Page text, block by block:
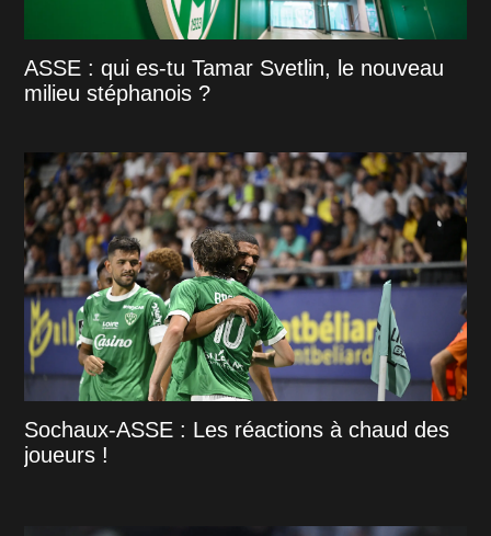
ASSE : qui es-tu Tamar Svetlin, le nouveau
milieu stéphanois ?
Sochaux-ASSE : Les réactions à chaud des
joueurs !